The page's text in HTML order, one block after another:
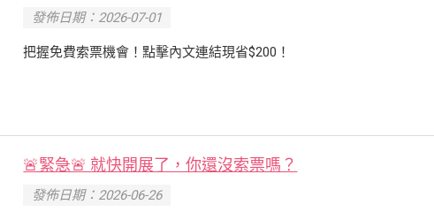
發佈日期：2026-07-01
把握免費索票機會！點擊內文連結現省$200！
🚨緊急🚨 就快開展了，你還沒索票嗎？
發佈日期：2026-06-26